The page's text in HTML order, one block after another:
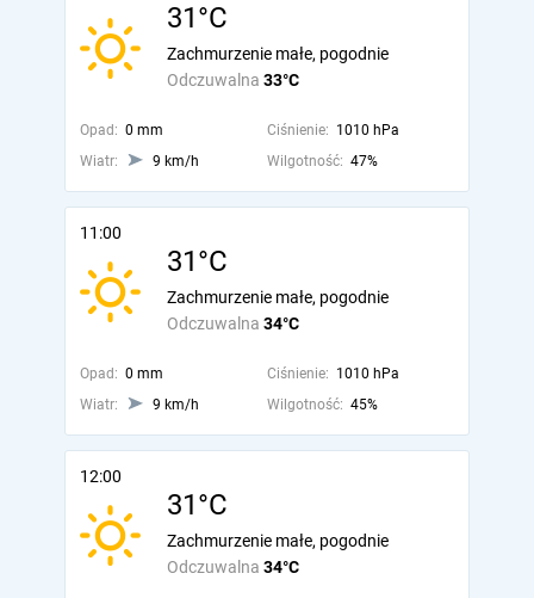
31°C
Odczuwalna 33°C
Zachmurzenie małe, pogodnie
Opad: 0 mm Ciśnienie: 1010 hPa
Wiatr:
9 km/h Wilgotność: 47%
11:00
31°C
Odczuwalna 34°C
Zachmurzenie małe, pogodnie
Opad: 0 mm Ciśnienie: 1010 hPa
Wiatr:
9 km/h Wilgotność: 45%
12:00
31°C
Odczuwalna 34°C
Zachmurzenie małe, pogodnie